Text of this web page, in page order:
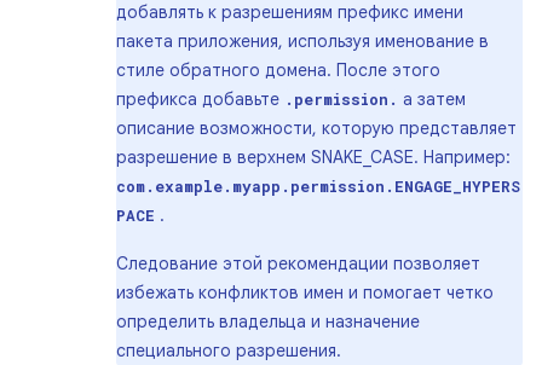
добавлять к разрешениям префикс имени
пакета приложения, используя именование в
стиле обратного домена. После этого
префикса добавьте .permission. а затем
описание возможности, которую представляет
разрешение в верхнем SNAKE_CASE. Например:
com.example.myapp.permission.ENGAGE_HYPERS
PACE .
Следование этой рекомендации позволяет
избежать конфликтов имен и помогает четко
определить владельца и назначение
специального разрешения.